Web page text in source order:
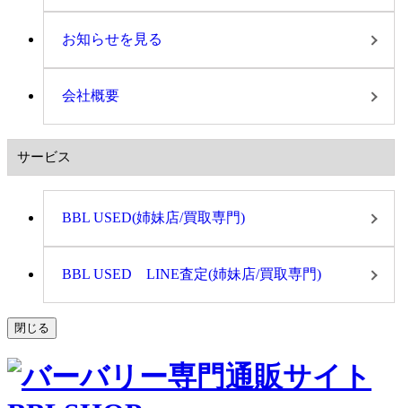
お知らせを見る
会社概要
サービス
BBL USED(姉妹店/買取専門)
BBL USED LINE査定(姉妹店/買取専門)
閉じる